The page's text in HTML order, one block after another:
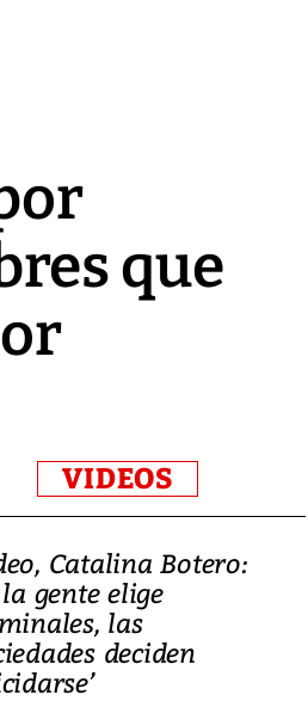
que
VIDEOS
Catalina Botero:
la gente elige
las
deciden